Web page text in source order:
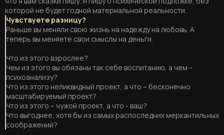
которой не будет годной материальной реальности.
Чувствуете разницу?
Раньше вы меняли свою жизнь на надежду на любовь. А
теперь вы меняете свои смыслы на деньги.
Что из этого взрослее?
Чем из этого вы обязаны так себе воспитанию, а чем –
психоанализу?
Что из этого неликвидный проект, а что – бесконечно
масштабируемый проект?
Что из этого – чужой проект, а что - ваш?
Что выгоднее, хотя бы из самых распоследних меркантильных
соображений?